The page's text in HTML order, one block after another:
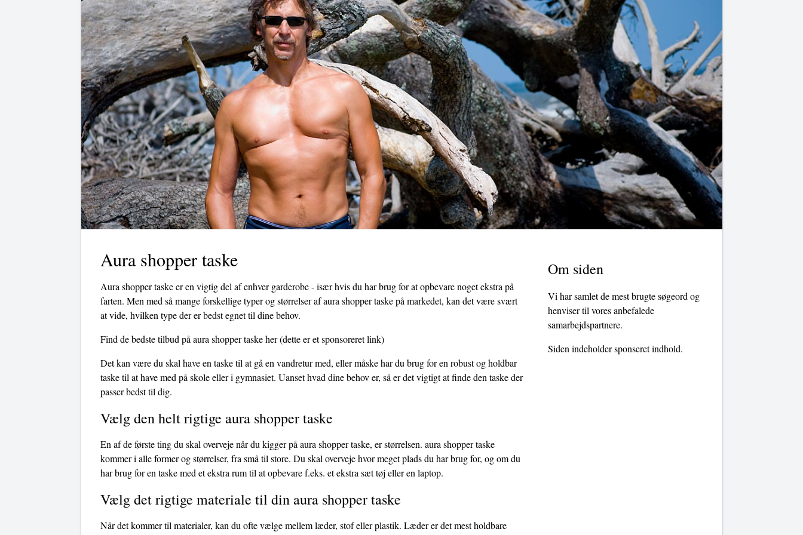
Aura shopper taske
Aura shopper taske er en vigtig del af enhver garderobe - især hvis du har brug for at opbevare noget ekstra på
farten. Men med så mange forskellige typer og størrelser af aura shopper taske på markedet, kan det være svært
at vide, hvilken type der er bedst egnet til dine behov.
Find de bedste tilbud på aura shopper taske her(dette er et sponsoreret link)
Det kan være du skal have en taske til at gå en vandretur med, eller måske har du brug for en robust og holdbar
taske til at have med på skole eller i gymnasiet. Uanset hvad dine behov er, så er det vigtigt at finde den taske der
passer bedst til dig.
Vælg den helt rigtige aura shopper taske
En af de første ting du skal overveje når du kigger på aura shopper taske, er størrelsen. aura shopper taske
kommer i alle former og størrelser, fra små til store. Du skal overveje hvor meget plads du har brug for, og om du
har brug for en taske med et ekstra rum til at opbevare f.eks. et ekstra sæt tøj eller en laptop.
Vælg det rigtige materiale til din aura shopper taske
Når det kommer til materialer, kan du ofte vælge mellem læder, stof eller plastik. Læder er det mest holdbare
Om siden
Vi har samlet de mest brugte søgeord og
henviser til vores anbefalede
samarbejdspartnere.
Siden indeholder sponseret indhold.